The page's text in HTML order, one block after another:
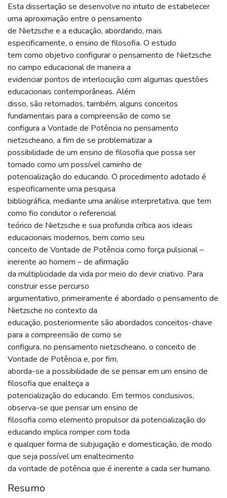
Esta dissertação se desenvolve no intuito de estabelecer
uma aproximação entre o pensamento
de Nietzsche e a educação, abordando, mais
especificamente, o ensino de filosofia. O estudo
tem como objetivo configurar o pensamento de Nietzsche
no campo educacional de maneira a
evidenciar pontos de interlocução com algumas questões
educacionais contemporâneas. Além
disso, são retomados, também, alguns conceitos
fundamentais para a compreensão de como se
configura a Vontade de Potência no pensamento
nietzscheano, a fim de se problematizar a
possibilidade de um ensino de filosofia que possa ser
tomado como um possível caminho de
potencialização do educando. O procedimento adotado é
especificamente uma pesquisa
bibliográfica, mediante uma análise interpretativa, que tem
como fio condutor o referencial
teórico de Nietzsche e sua profunda crítica aos ideais
educacionais modernos, bem como seu
conceito de Vontade de Potência como força pulsional –
inerente ao homem – de afirmação
da multiplicidade da vida por meio do devir criativo. Para
construir esse percurso
argumentativo, primeiramente é abordado o pensamento de
Nietzsche no contexto da
educação, posteriormente são abordados conceitos-chave
para a compreensão de como se
configura, no pensamento nietzscheano, o conceito de
Vontade de Potência e, por fim,
aborda-se a possibilidade de se pensar em um ensino de
filosofia que enalteça a
potencialização do educando. Em termos conclusivos,
observa-se que pensar um ensino de
filosofia como elemento propulsor da potencialização do
educando implica romper com toda
e qualquer forma de subjugação e domesticação, de modo
que seja possível um enaltecimento
da vontade de potência que é inerente a cada ser humano.
Resumo